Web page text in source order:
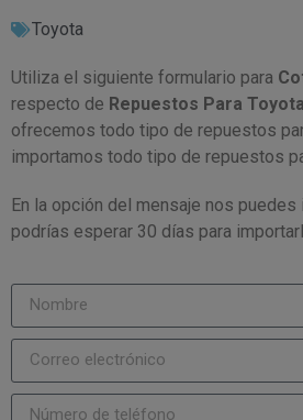
Toyota
Utiliza el siguiente formulario para
respecto de Repuestos Para
ofrecemos todo tipo de repuestos
importamos todo tipo de repuestos
En la opción del mensaje nos
podrías esperar 30 días para